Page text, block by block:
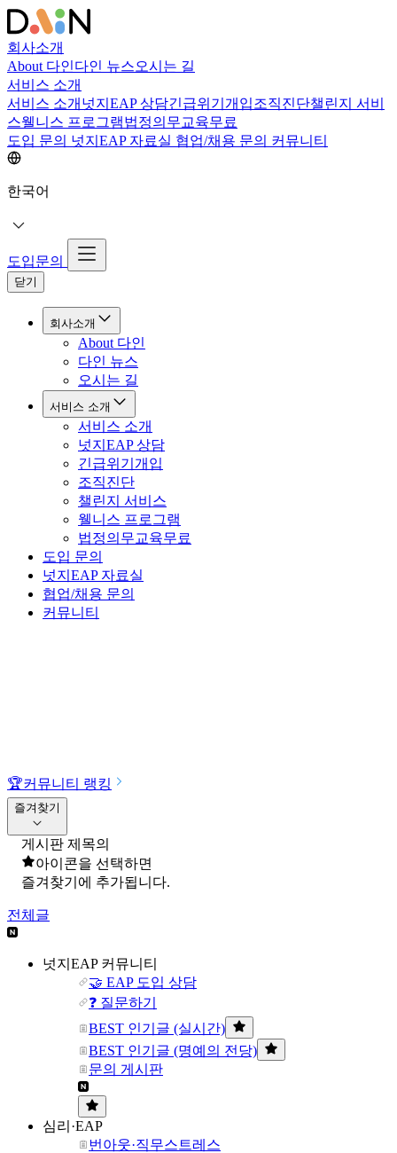
회사소개
About 다인다인 뉴스오시는 길
서비스 소개
서비스 소개 넛지EAP 상담긴급위기개입조직진단챌린지 서비
스웰니스 프로그램법정의무교육무료
도입 문의 넛지EAP 자료실 협업/채용 문의 커뮤니티
한국어
도입문의
닫기
회사소개
About 다인
다인 뉴스
오시는 길
서비스 소개
서비스 소개
넛지EAP 상담
긴급위기개입
조직진단
챌린지 서비스
웰니스 프로그램
법정의무교육무료
도입 문의
넛지EAP 자료실
협업/채용 문의
커뮤니티
🏆커뮤니티 랭킹
즐겨찾기
게시판 제목의
아이콘을 선택하면
즐겨찾기에 추가됩니다.
전체글
넛지EAP 커뮤니티
🤝 EAP 도입 상담
❓ 질문하기
BEST 인기글 (실시간)
BEST 인기글 (명예의 전당)
문의 게시판
심리·EAP
번아웃·직무스트레스